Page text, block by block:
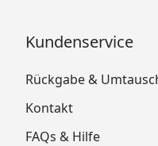
Kundenservice
Rückgabe &
Kontakt
FAQs & Hilfe